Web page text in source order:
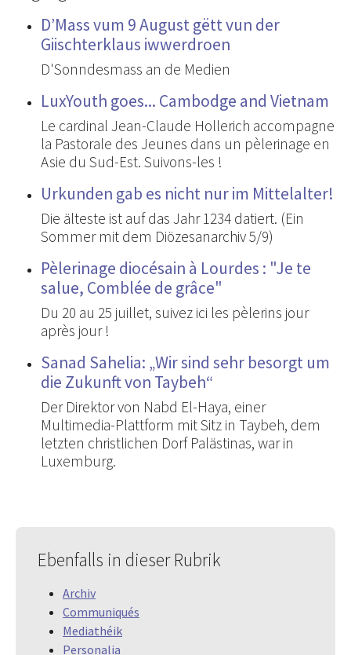
D’Mass vum 9 August gëtt vun der
Giischterklaus iwwerdroen
D'Sonndesmass an de Medien
LuxYouth goes... Cambodge and Vietnam
Le cardinal Jean-Claude Hollerich accompagne
la Pastorale des Jeunes dans un pèlerinage en
Asie du Sud-Est. Suivons-les !
Urkunden gab es nicht nur im Mittelalter!
Die älteste ist auf das Jahr 1234 datiert. (Ein
Sommer mit dem Diözesanarchiv 5/9)
Pèlerinage diocésain à Lourdes : "Je te
salue, Comblée de grâce"
Du 20 au 25 juillet, suivez ici les pèlerins jour
après jour !
Sanad Sahelia: „Wir sind sehr besorgt um
die Zukunft von Taybeh“
Der Direktor von Nabd El-Haya, einer
Multimedia-Plattform mit Sitz in Taybeh, dem
letzten christlichen Dorf Palästinas, war in
Luxemburg.
Ebenfalls in dieser Rubrik
Archiv
Communiqués
Mediathéik
Personalia